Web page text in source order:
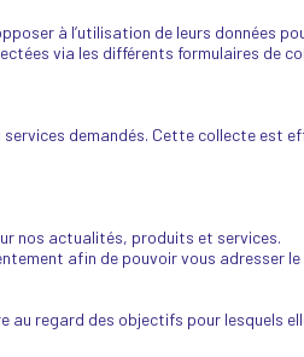
à l’utilisation de leurs données
via les différents formulaires de
demandés. Cette collecte est
nos actualités, produits et services.
afin de pouvoir vous adresser
au regard des objectifs pour lesquels